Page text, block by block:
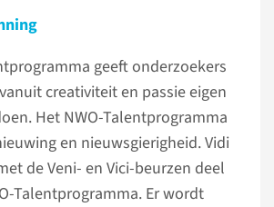
geeft onderzoekers
creativiteit en passie eigen
Het NWO-Talentprogramma
en nieuwsgierigheid. Vidi
de Veni- en Vici-beurzen deel
Talentprogramma. Er wordt